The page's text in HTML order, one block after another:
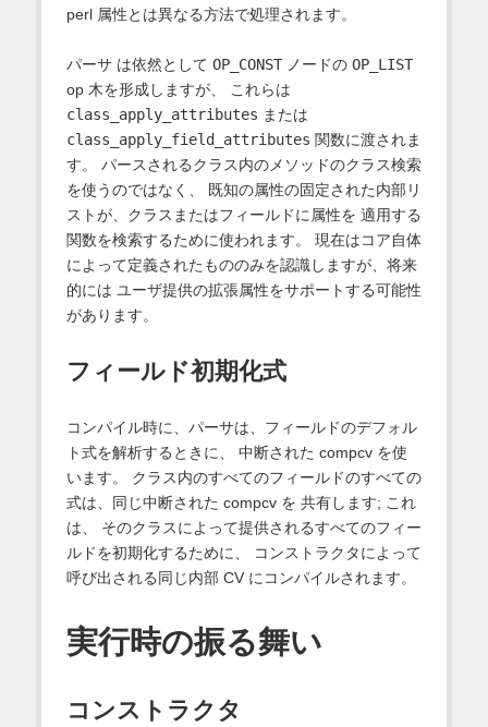
perl 属性とは異なる方法で処理されます。
パーサ は依然として OP_CONSTノードの OP_LIST
op 木を形成しますが、 これらは
class_apply_attributes または
class_apply_field_attributes 関数に渡されま
す。 パースされるクラス内のメソッドのクラス検索
を使うのではなく、 既知の属性の固定された内部リ
ストが、クラスまたはフィールドに属性を 適用する
関数を検索するために使われます。 現在はコア自体
によって定義されたもののみを認識しますが、将来
的には ユーザ提供の拡張属性をサポートする可能性
があります。
フィールド初期化式
コンパイル時に、パーサは、フィールドのデフォル
ト式を解析するときに、 中断された compcv を使
います。 クラス内のすべてのフィールドのすべての
式は、同じ中断された compcv を 共有します; これ
は、 そのクラスによって提供されるすべてのフィー
ルドを初期化するために、 コンストラクタによって
呼び出される同じ内部 CV にコンパイルされます。
実行時の振る舞い
コンストラクタ